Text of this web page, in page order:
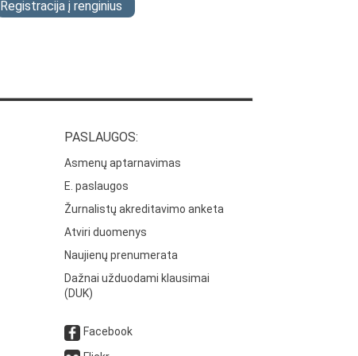
Registracija į renginius
PASLAUGOS:
Asmenų aptarnavimas
E. paslaugos
Žurnalistų akreditavimo anketa
Atviri duomenys
Naujienų prenumerata
Dažnai užduodami klausimai
(DUK)
Facebook